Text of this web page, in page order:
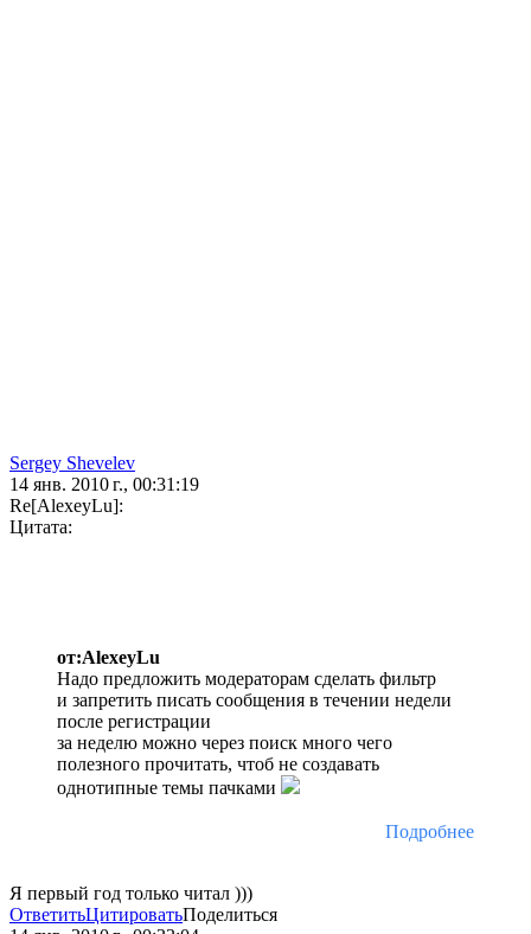
Sergey Shevelev
14 янв. 2010 г., 00:31:19
Re[AlexeyLu]:
Цитата:
от:AlexeyLu
Надо предложить модераторам сделать фильтр
и запретить писать сообщения в течении недели
после регистрации
за неделю можно через поиск много чего
полезного прочитать, чтоб не создавать
однотипные темы пачками
Подробнее
Я первый год только читал )))
ОтветитьЦитироватьПоделиться